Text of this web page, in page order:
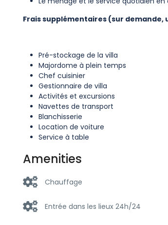
Frais supplémentaires (sur demande,
Pré-stockage de la villa
Majordome à plein temps
Chef cuisinier
Gestionnaire de villa
Activités et excursions
Navettes de transport
Blanchisserie
Location de voiture
Service à table
Amenities
Chauffage
Entrée dans les lieux 24h/24